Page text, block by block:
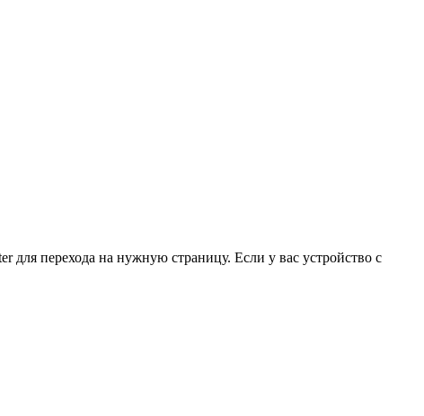
для перехода на нужную страницу. Если у вас устройство с